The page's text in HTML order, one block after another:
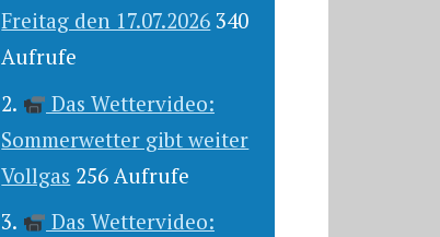
Freitag den 17.07.2026 340
Aufrufe
Das Wettervideo:
Sommerwetter gibt weiter
Vollgas 256 Aufrufe
Das Wettervideo: